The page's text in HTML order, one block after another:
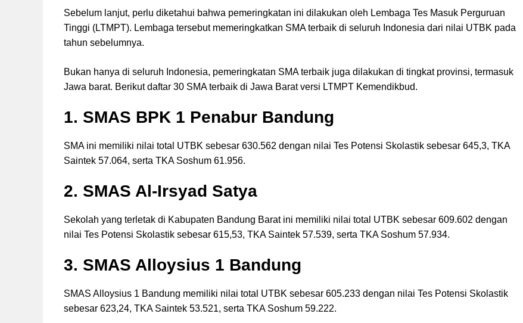
Sebelum lanjut, perlu diketahui bahwa pemeringkatan ini dilakukan oleh Lembaga Tes Masuk Perguruan
Tinggi (LTMPT). Lembaga tersebut memeringkatkan SMA terbaik di seluruh Indonesia dari nilai UTBK pada
tahun sebelumnya.
Bukan hanya di seluruh Indonesia, pemeringkatan SMA terbaik juga dilakukan di tingkat provinsi, termasuk
Jawa barat. Berikut daftar 30 SMA terbaik di Jawa Barat versi LTMPT Kemendikbud.
1. SMAS BPK 1 Penabur Bandung
SMA ini memiliki nilai total UTBK sebesar 630.562 dengan nilai Tes Potensi Skolastik sebesar 645,3, TKA
Saintek 57.064, serta TKA Soshum 61.956.
2. SMAS Al-Irsyad Satya
Sekolah yang terletak di Kabupaten Bandung Barat ini memiliki nilai total UTBK sebesar 609.602 dengan
nilai Tes Potensi Skolastik sebesar 615,53, TKA Saintek 57.539, serta TKA Soshum 57.934.
3. SMAS Alloysius 1 Bandung
SMAS Alloysius 1 Bandung memiliki nilai total UTBK sebesar 605.233 dengan nilai Tes Potensi Skolastik
sebesar 623,24, TKA Saintek 53.521, serta TKA Soshum 59.222.